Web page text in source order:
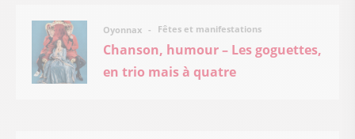
Oyonnax Fêtes et manifestations
Chanson, humour – Les goguettes,
en trio mais à quatre